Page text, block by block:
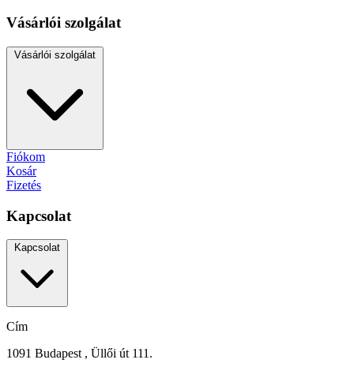
Vásárlói szolgálat
Vásárlói szolgálat
Fiókom
Kosár
Fizetés
Kapcsolat
Kapcsolat
Cím
1091 Budapest , Üllői út 111.